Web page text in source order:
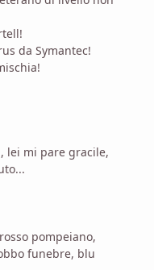
da Symantec!
lei mi pare gracile,
pompeiano,
funebre, blu